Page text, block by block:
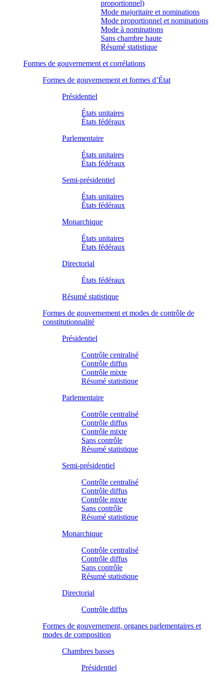
proportionnel)
Mode majoritaire et nominations
Mode proportionnel et nominations
Mode à nominations
Sans chambre haute
Résumé statistique
Formes de gouvernement et corrélations
Formes de gouvernement et formes d’État
Présidentiel
États unitaires
États fédéraux
Parlementaire
États unitaires
États fédéraux
Semi-présidentiel
États unitaires
États fédéraux
Monarchique
États unitaires
États fédéraux
Directorial
États fédéraux
Résumé statistique
Formes de gouvernement et modes de contrôle de
constitutionnalité
Présidentiel
Contrôle centralisé
Contrôle diffus
Contrôle mixte
Résumé statistique
Parlementaire
Contrôle centralisé
Contrôle diffus
Contrôle mixte
Sans contrôle
Résumé statistique
Semi-présidentiel
Contrôle centralisé
Contrôle diffus
Contrôle mixte
Sans contrôle
Résumé statistique
Monarchique
Contrôle centralisé
Contrôle diffus
Sans contrôle
Résumé statistique
Directorial
Contrôle diffus
Formes de gouvernement, organes parlementaires et
modes de composition
Chambres basses
Présidentiel